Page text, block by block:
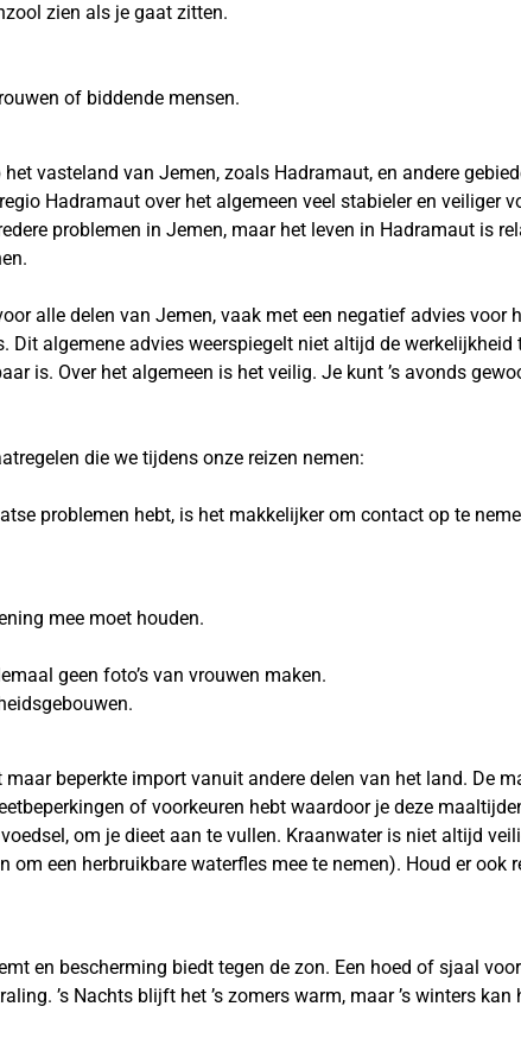
zien als je gaat zitten.
of biddende mensen.
vasteland van Jemen, zoals Hadramaut, en andere
Hadramaut over het algemeen veel stabieler en veiliger
problemen in Jemen, maar het leven in Hadramaut is
alle delen van Jemen, vaak met een negatief advies voor
algemene advies weerspiegelt niet altijd de werkelijkheid
is. Over het algemeen is het veilig. Je kunt ’s avonds
die we tijdens onze reizen nemen:
problemen hebt, is het makkelijker om contact op te
mee moet houden.
geen foto’s van vrouwen maken.
beperkte import vanuit andere delen van het land. De
of voorkeuren hebt waardoor je deze
om je dieet aan te vullen. Kraanwater is niet altijd
een herbruikbare waterfles mee te nemen). Houd er ook
en bescherming biedt tegen de zon. Een hoed of sjaal
’s Nachts blijft het ’s zomers warm, maar ’s winters kan